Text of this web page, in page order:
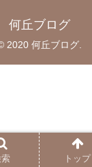
何丘ブログ
2020 何丘ブログ.
トップ